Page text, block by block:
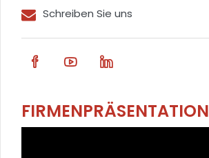
Schreiben Sie uns
FIRMENPRÄSENTATION